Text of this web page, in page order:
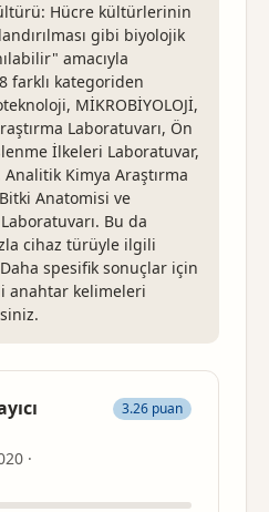
Hücre kültürlerinin
gibi biyolojik
amacıyla
farklı kategoriden
MİKROBİYOLOJİ,
Laboratuvarı, Ön
İlkeleri Laboratuvar,
Kimya Araştırma
Anatomisi ve
Bu da
cihaz türüyle ilgili
spesifik sonuçlar için
anahtar kelimeleri
·
3.26 puan